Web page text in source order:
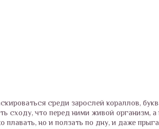
среди зарослей кораллов,
сходу, что перед ними живой организм,
плавать, но и ползать по дну, и даже